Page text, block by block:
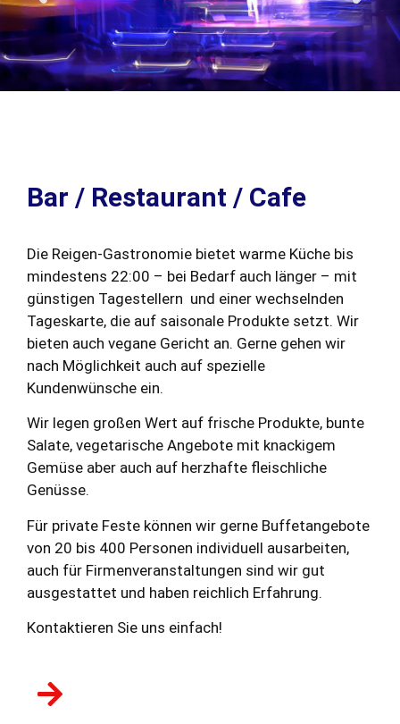
Bar / Restaurant / Cafe
Die Reigen-Gastronomie bietet warme Küche bis
mindestens 22:00 – bei Bedarf auch länger – mit
günstigen Tagestellern und einer wechselnden
Tageskarte, die auf saisonale Produkte setzt. Wir
bieten auch vegane Gericht an. Gerne gehen wir
nach Möglichkeit auch auf spezielle
Kundenwünsche ein.
Wir legen großen Wert auf frische Produkte, bunte
Salate, vegetarische Angebote mit knackigem
Gemüse aber auch auf herzhafte fleischliche
Genüsse.
Für private Feste können wir gerne Buffetangebote
von 20 bis 400 Personen individuell ausarbeiten,
auch für Firmenveranstaltungen sind wir gut
ausgestattet und haben reichlich Erfahrung.
Kontaktieren Sie uns einfach!